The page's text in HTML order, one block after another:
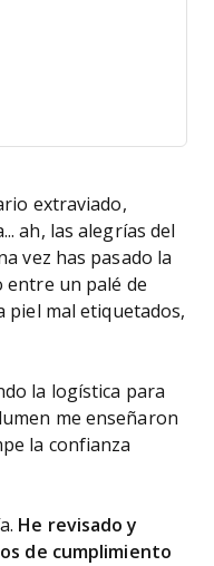
extraviado,
ah, las alegrías del
vez has pasado la
entre un palé de
piel mal etiquetados,
la logística para
me enseñaron
la confianza
He revisado y
de cumplimiento